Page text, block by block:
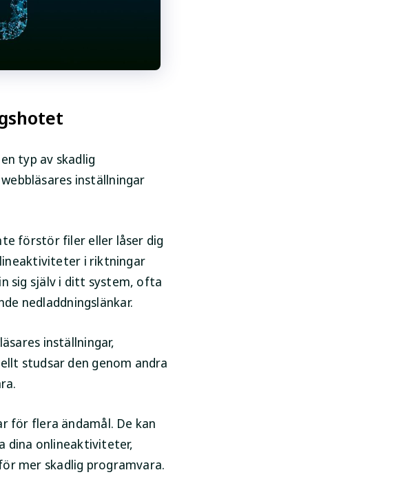
typ av skadlig
inställningar
förstör filer eller låser dig
i riktningar
sig själv i ditt system, ofta
nedladdningslänkar.
inställningar,
studsar den genom andra
för flera ändamål. De kan
dina onlineaktiviteter,
mer skadlig programvara.